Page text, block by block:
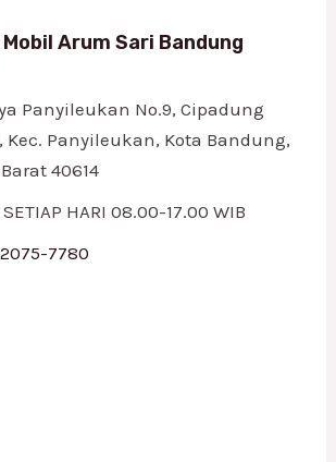
Arum Sari Bandung
Panyileukan No.9, Cipadung
Kec. Panyileukan, Kota Bandung,
40614
HARI 08.00-17.00 WIB
7780